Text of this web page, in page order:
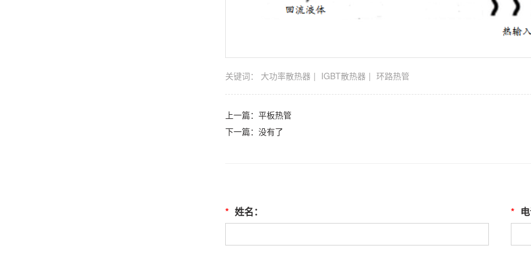
关键词： 大功率散热器 IGBT散热器 环路热管
上一篇： 平板热管
下一篇：没有了
* 姓名： *